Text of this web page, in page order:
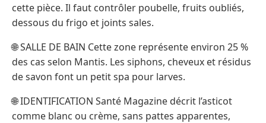
cette pièce. Il faut contrôler poubelle, fruits oubliés,
dessous du frigo et joints sales.
🌐 SALLE DE BAIN Cette zone représente environ 25 %
des cas selon Mantis. Les siphons, cheveux et résidus
de savon font un petit spa pour larves.
🌐 IDENTIFICATION Santé Magazine décrit l’asticot
comme blanc ou crème, sans pattes apparentes,